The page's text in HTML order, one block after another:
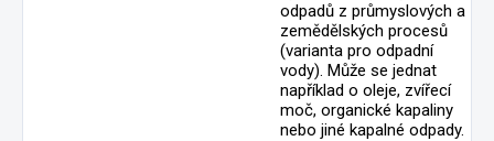
odpadů z průmyslových a
zemědělských procesů
(varianta pro odpadní
vody). Může se jednat
například o oleje, zvířecí
moč, organické kapaliny
nebo jiné kapalné odpady.